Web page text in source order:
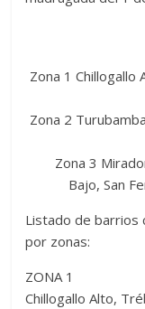
Zona 1
Zona 2
Zona 3
Bajo, San
Listado de barrios
por zonas:
ZONA 1
Chillogallo Alto,